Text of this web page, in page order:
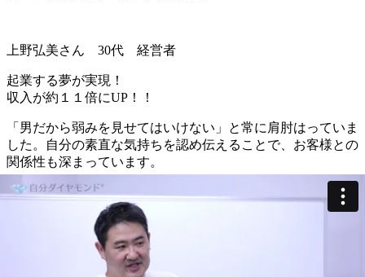
上野弘美さん 30代 経営者
起業する夢が実現！
収入が約１１倍にUP！！
「男だから弱みを見せてはいけない」と常に肩肘はっていま
した。自分の素直な気持ちを認め伝えることで、お客様との
関係性も深まっています。
受講生の声をもっと見る >
こんな方が学んでいます